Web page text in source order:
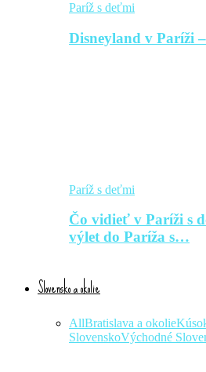
Paríž s deťmi
Disneyland v Paríži
Paríž s deťmi
Čo vidieť v Paríži s
výlet do Paríža s…
Slovensko a okolie
AllBratislava a okolie
SlovenskoVýchodné